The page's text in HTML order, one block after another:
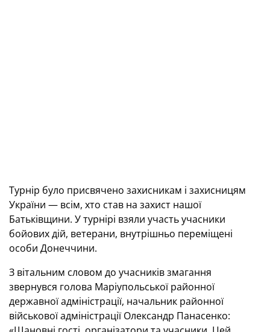
Турнір було присвячено захисникам і захисницям
України — всім, хто став на захист нашої
Батьківщини. У турнірі взяли участь учасники
бойових дій, ветерани, внутрішньо переміщені
особи Донеччини.
З вітальним словом до учасників змагання
звернувся голова Маріупольської районної
державної адміністрації, начальник районної
військової адміністрації Олександр Панасенко: